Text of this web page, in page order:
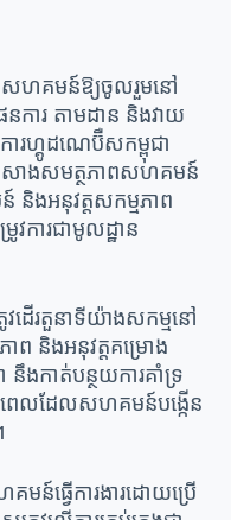
ញសហគមន៍ឱ្យចូលរួមនៅ
ការ តាមដាន និងវាយ
ារហ្គូដណេប៊ឺសកម្ពុជា
កសាងសមត្ថភាពសហគមន៍
និងអនុវត្តសកម្មភាព
ការជាមូលដ្ឋាន
ើរតួនាទីយ៉ាងសកម្មនៅ
ាព និងអនុវត្តគម្រោង
នឹងកាត់បន្ថយការគាំទ្រ
ពេលដែលសហគមន៍បង្កើន
ធ្វើការងារដោយប្រើ